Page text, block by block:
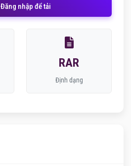
Đăng nhập để tải
RAR
Định dạng